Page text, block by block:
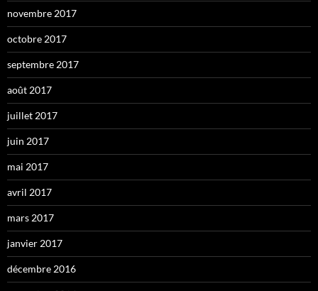
novembre 2017
octobre 2017
septembre 2017
août 2017
juillet 2017
juin 2017
mai 2017
avril 2017
mars 2017
janvier 2017
décembre 2016